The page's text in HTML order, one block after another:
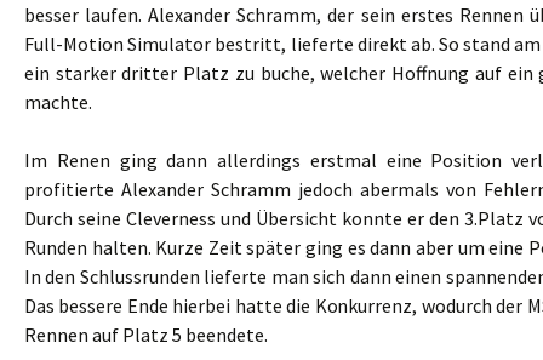
besser laufen. Alexander Schramm, der sein erstes Rennen
Full-Motion Simulator bestritt, lieferte direkt ab. So stand am
ein starker dritter Platz zu buche, welcher Hoffnung auf ein
machte.
Im Renen ging dann allerdings erstmal eine Position
profitierte Alexander Schramm jedoch abermals von
Durch seine Cleverness und Übersicht konnte er den 3.Platz
Runden halten. Kurze Zeit später ging es dann aber um eine
In den Schlussrunden lieferte man sich dann einen
Das bessere Ende hierbei hatte die Konkurrenz, wodurch der
Rennen auf Platz 5 beendete.